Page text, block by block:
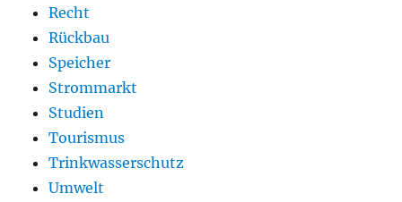
Recht
Rückbau
Speicher
Strommarkt
Studien
Tourismus
Trinkwasserschutz
Umwelt